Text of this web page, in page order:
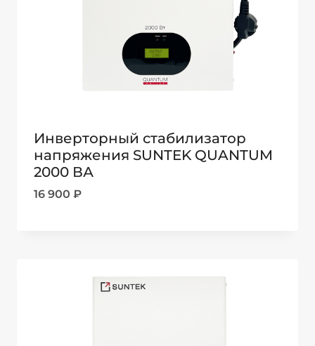
Инверторный стабилизатор
напряжения SUNTEK QUANTUM
2000 ВА
16 900 ₽